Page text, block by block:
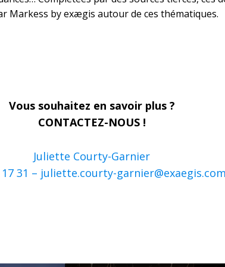
Markess by exægis autour de ces thématiques.
Vous souhaitez en savoir plus ?
CONTACTEZ-NOUS !
Juliette Courty-Garnier
31 – juliette.courty-